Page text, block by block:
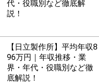
代・役職別など徹底解
説！
【日立製作所】平均年収8
96万円｜年収推移・業
界・年代・役職別など徹
底解説！